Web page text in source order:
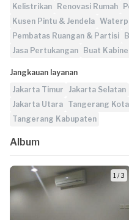
Kelistrikan
Renovasi Rumah
Kusen Pintu & Jendela
Pembatas Ruangan & Partisi
Jasa Pertukangan
Buat
Jangkauan layanan
Jakarta Timur
Jakarta Selatan
Jakarta Utara Tangerang Kota
Tangerang Kabupaten
Album
1 / 3